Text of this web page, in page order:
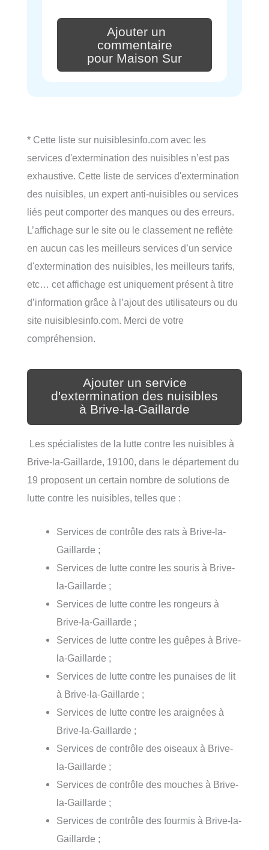
Ajouter un
commentaire
pour Maison Sur
* Cette liste sur nuisiblesinfo.com avec les
services d'extermination des nuisibles n’est pas
exhaustive. Cette liste de services d'extermination
des nuisibles, un expert anti-nuisibles ou services
liés peut comporter des manques ou des erreurs.
L’affichage sur le site ou le classement ne reflète
en aucun cas les meilleurs services d’un service
d'extermination des nuisibles, les meilleurs tarifs,
etc… cet affichage est uniquement présent à titre
d’information grâce à l’ajout des utilisateurs ou du
site nuisiblesinfo.com. Merci de votre
compréhension.
Ajouter un service
d'extermination des nuisibles
à Brive-la-Gaillarde
Les spécialistes de la lutte contre les nuisibles à
Brive-la-Gaillarde, 19100, dans le département du
19 proposent un certain nombre de solutions de
lutte contre les nuisibles, telles que :
Services de contrôle des rats à Brive-la-
Gaillarde ;
Services de lutte contre les souris à Brive-
la-Gaillarde ;
Services de lutte contre les rongeurs à
Brive-la-Gaillarde ;
Services de lutte contre les guêpes à Brive-
la-Gaillarde ;
Services de lutte contre les punaises de lit
à Brive-la-Gaillarde ;
Services de lutte contre les araignées à
Brive-la-Gaillarde ;
Services de contrôle des oiseaux à Brive-
la-Gaillarde ;
Services de contrôle des mouches à Brive-
la-Gaillarde ;
Services de contrôle des fourmis à Brive-la-
Gaillarde ;